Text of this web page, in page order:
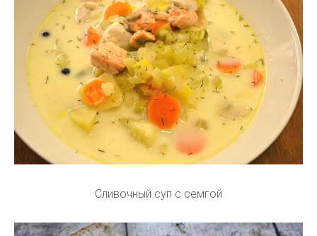
Сливочный суп с семгой